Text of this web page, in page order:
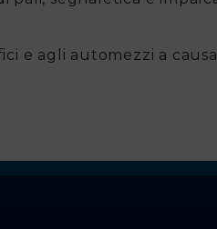
e agli automezzi a